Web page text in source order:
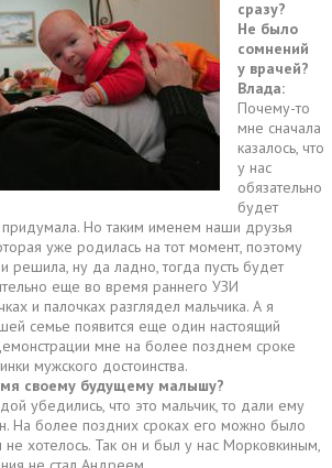
сразу?
Не было
сомнений
у врачей?
Влада:
Почему-то
мне сначала
казалось, что
у нас
обязательно
будет
Но таким именем наши друзья
уже родилась на тот момент, поэтому
решила, ну да ладно, тогда пусть будет
еще во время раннего УЗИ
и палочках разглядел мальчика. А я
семье появится еще один настоящий
мне на более позднем сроке
мужского достоинства.
своему будущему малышу?
убедились, что это мальчик, то дали ему
На более поздних сроках его можно было
хотелось. Так он и был у нас Морковкиным,